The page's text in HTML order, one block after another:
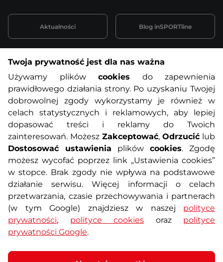
Informacje o zakupach
O nas Regulamin sklepu
Polityka prywatności Koszty przesyłek
Metody płatności Program lojalnościowy
Usługi dodatkowe Reklamacje i serwis
Formularz kontaktowy Wyposażenie siłowni
Aktualności Blog inSPORTline
Twoja prywatność jest dla nas ważna
Używamy plików cookies do zapewnienia
prawidłowego działania strony. Po uzyskaniu Twojej
dobrowolnej zgody wykorzystamy je również w
celach statystycznych i reklamowych, aby lepiej
dopasować treści i reklamy do Twoich
zainteresowań. Możesz Zakceptować, Odrzucić lub
Dostosować ustawienia plików cookies. Zgodę
możesz wycofać poprzez link „Ustawienia cookies”
w stopce. Brak zgody nie wpływa na podstawowe
działanie serwisu. Więcej informacji o celach
przetwarzania, czasie przechowywania i partnerach
(w tym Google) znajdziesz w naszej polityce
prywatności, polityce cookies oraz polityce
prywatności Google.